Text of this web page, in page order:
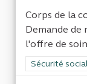
Corps de la
Demande
l'offre de
Filtrer les
Sécurité